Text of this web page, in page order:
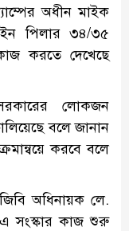
অধীন মাইক
পিলার ৩৪/৩৫
করতে দেখেছে
লোকজন
বলে জানান
করবে বলে
অধিনায়ক লে.
সংস্কার কাজ শুরু